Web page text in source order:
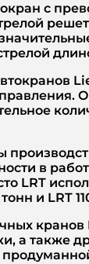
с
в
LRT
и LRT
а также